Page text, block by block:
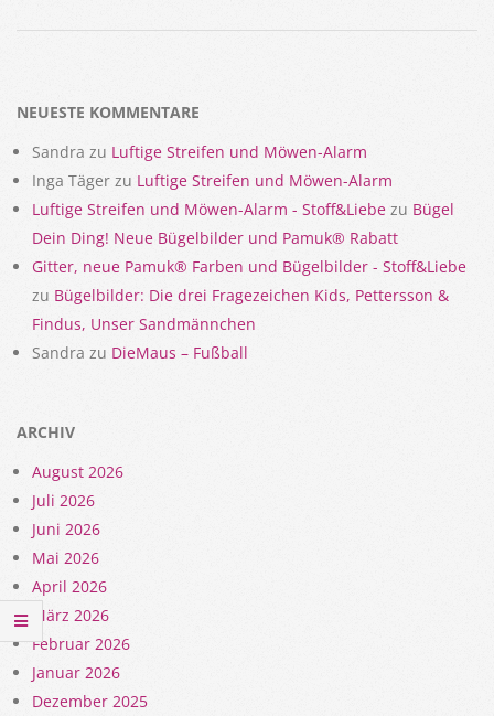
NEUESTE KOMMENTARE
Sandra zu Luftige Streifen und Möwen-Alarm
Inga Täger zu Luftige Streifen und Möwen-Alarm
Luftige Streifen und Möwen-Alarm - Stoff&Liebe zu Bügel
Dein Ding! Neue Bügelbilder und Pamuk® Rabatt
Gitter, neue Pamuk® Farben und Bügelbilder - Stoff&Liebe
zu Bügelbilder: Die drei Fragezeichen Kids, Pettersson &
Findus, Unser Sandmännchen
Sandra zu DieMaus – Fußball
ARCHIV
August 2026
Juli 2026
Juni 2026
Mai 2026
April 2026
März 2026
Februar 2026
Januar 2026
Dezember 2025